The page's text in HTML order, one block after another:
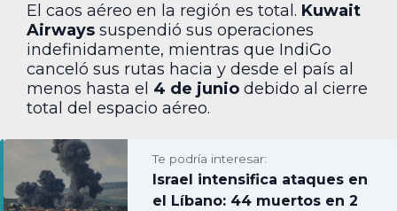
El caos aéreo en la región es total. Kuwait
Airways suspendió sus operaciones
indefinidamente, mientras que IndiGo
canceló sus rutas hacia y desde el país al
menos hasta el 4 de junio debido al cierre
total del espacio aéreo.
Te podría interesar:
Israel intensifica ataques en
el Líbano: 44 muertos en 2